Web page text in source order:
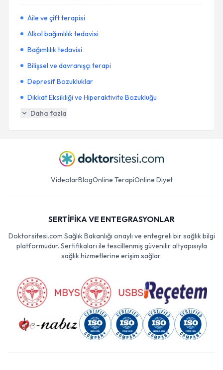
Aile ve çift terapisi
Alkol bağımlılık tedavisi
Bağımlılık tedavisi
Bilişsel ve davranışçı terapi
Depresif Bozukluklar
Dikkat Eksikliği ve Hiperaktivite Bozukluğu
Daha fazla
VideolarBlogOnline TerapiOnline Diyet
SERTİFİKA VE ENTEGRASYONLAR
Doktorsitesi.com Sağlık Bakanlığı onaylı ve entegreli bir sağlık bilgi
platformudur. Sertifikaları ile tescillenmiş güvenilir altyapısıyla
sağlık hizmetlerine erişim sağlar.